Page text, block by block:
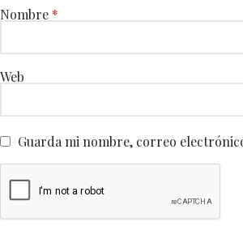
Nombre *
Web
Guarda mi nombre, correo